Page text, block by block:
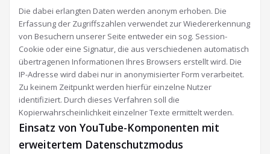
Die dabei erlangten Daten werden anonym erhoben. Die
Erfassung der Zugriffszahlen verwendet zur Wiedererkennung
von Besuchern unserer Seite entweder ein sog. Session-
Cookie oder eine Signatur, die aus verschiedenen automatisch
übertragenen Informationen Ihres Browsers erstellt wird. Die
IP-Adresse wird dabei nur in anonymisierter Form verarbeitet.
Zu keinem Zeitpunkt werden hierfür einzelne Nutzer
identifiziert. Durch dieses Verfahren soll die
Kopierwahrscheinlichkeit einzelner Texte ermittelt werden.
Einsatz von YouTube-Komponenten mit
erweitertem Datenschutzmodus